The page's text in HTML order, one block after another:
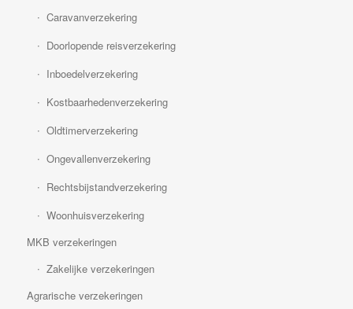
Caravanverzekering
Doorlopende reisverzekering
Inboedelverzekering
Kostbaarhedenverzekering
Oldtimerverzekering
Ongevallenverzekering
Rechtsbijstandverzekering
Woonhuisverzekering
MKB verzekeringen
Zakelijke verzekeringen
Agrarische verzekeringen